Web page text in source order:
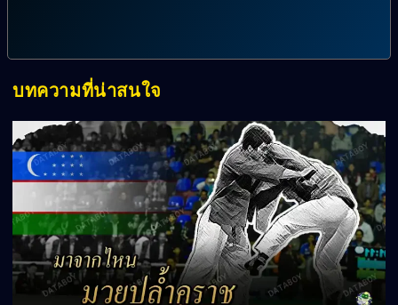
บทความที่น่าสนใจ